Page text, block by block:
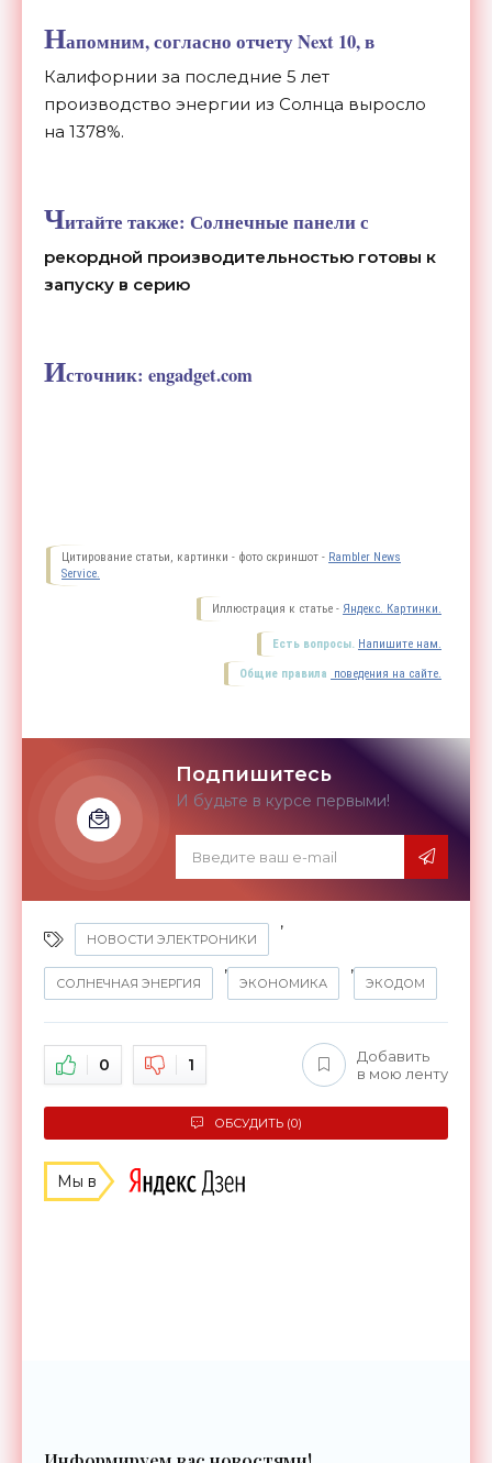
Напомним, согласно отчету Next 10, в
Калифорнии за последние 5 лет
производство энергии из Солнца выросло
на 1378%.
Читайте также: Солнечные панели с
рекордной производительностью готовы к
запуску в серию
Источник: engadget.com
Цитирование статьи, картинки - фото скриншот - Rambler News
Service.
Иллюстрация к статье - Яндекс. Картинки.
Есть вопросы. Напишите нам.
Общие правила поведения на сайте.
Подпишитесь
И будьте в курсе первыми!
НОВОСТИ ЭЛЕКТРОНИКИ
,
СОЛНЕЧНАЯ ЭНЕРГИЯ
,
ЭКОНОМИКА
,
ЭКОДОМ
0 1
Добавить
в мою ленту
ОБСУДИТЬ (0)
Мы в